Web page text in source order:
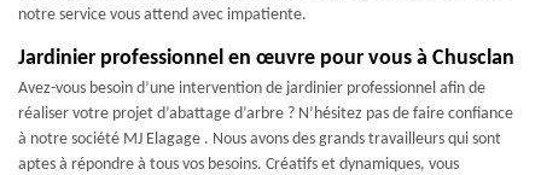
notre service vous attend avec impatiente.
Jardinier professionnel en œuvre pour vous à Chusclan
Avez-vous besoin d’une intervention de jardinier professionnel afin de
réaliser votre projet d’abattage d’arbre ? N’hésitez pas de faire confiance
à notre société MJ Elagage . Nous avons des grands travailleurs qui sont
aptes à répondre à tous vos besoins. Créatifs et dynamiques, vous